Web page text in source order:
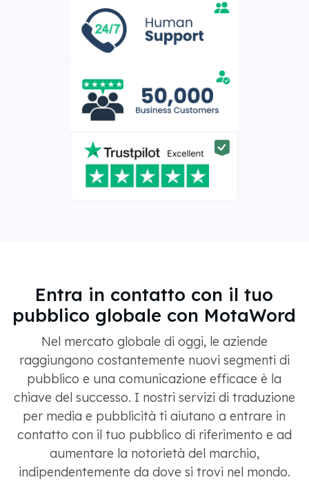
Entra in contatto con il tuo
pubblico globale con MotaWord
Nel mercato globale di oggi, le aziende
raggiungono costantemente nuovi segmenti di
pubblico e una comunicazione efficace è la
chiave del successo. I nostri servizi di traduzione
per media e pubblicità ti aiutano a entrare in
contatto con il tuo pubblico di riferimento e ad
aumentare la notorietà del marchio,
indipendentemente da dove si trovi nel mondo.